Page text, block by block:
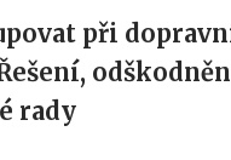
při
rady